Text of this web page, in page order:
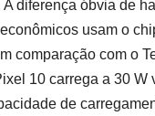
A diferença óbvia de
usam o
comparação com o
10 carrega a 30 W
de